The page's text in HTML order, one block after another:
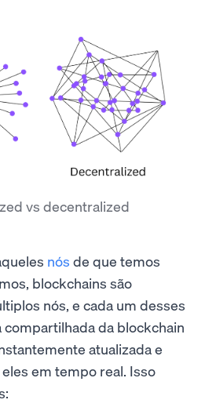
vs decentralized
nós de que temos
blockchains são
nós, e cada um desses
compartilhada da blockchain
atualizada e
em tempo real. Isso